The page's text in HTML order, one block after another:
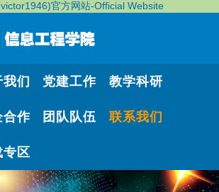
官方网站-Official Website
我们 党建工作 教学科研
合作 团队队伍 联系我们
专区